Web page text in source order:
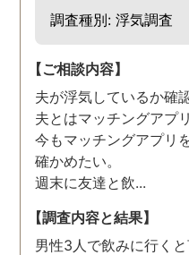
調査種別: 浮気調査
【ご相談内容】
夫が浮気しているか確
夫とはマッチングアプ
今もマッチングアプリ
確かめたい。
週末に友達と飲...
【調査内容と結果】
男性3人で飲みに行く